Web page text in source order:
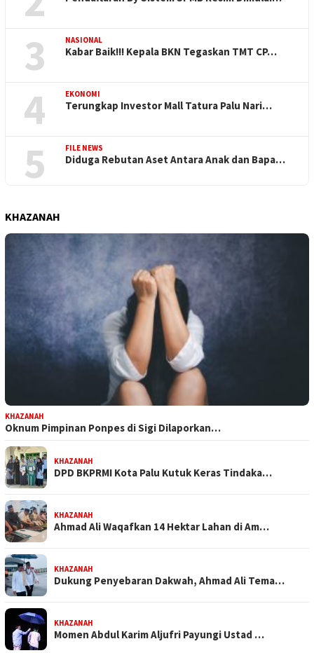
3 NASIONAL
Kabar Baik!!! Kepala BKN Tegaskan TMT CP…
4 EKONOMI
Terungkap Investor Mall Tatura Palu Nari…
5 FILE NEWS
Diduga Rebutan Aset Antara Anak dan Bapa…
KHAZANAH
KHAZANAH
Oknum Pimpinan Ponpes di Sigi Dilaporkan…
KHAZANAH
DPD BKPRMI Kota Palu Kutuk Keras Tindaka…
KHAZANAH
Ahmad Ali Waqafkan 14 Hektar Lahan di Am…
KHAZANAH
Dukung Penyebaran Dakwah, Ahmad Ali Tema…
KHAZANAH
Momen Abdul Karim Aljufri Payungi Ustad …